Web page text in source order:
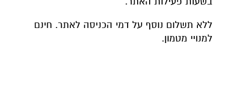
ללא תשלום נוסף על דמי הכניסה לאתר. חינם
למנויי מטמון.